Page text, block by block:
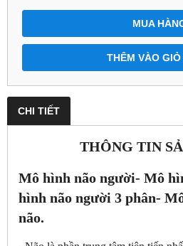
MUA
THÊM VÀO GIỎ
CHI TIẾT
THÔNG TIN
Mô hình não người- Mô
hình não người 3 phân-
não.